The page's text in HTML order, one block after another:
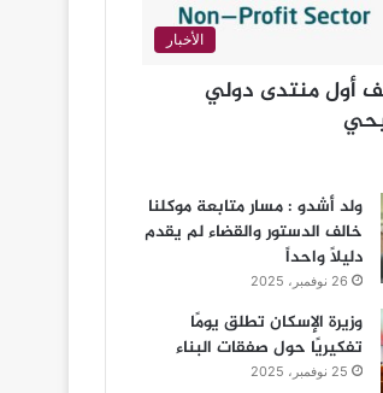
الأخبار
أول منتدى دولي
ولد أشدو : مسار متابعة موكلنا
خالف الدستور والقضاء لم يقدم
دليلاً واحداً
26 نوفمبر، 2025
وزيرة الإسكان تطلق يومًا
تفكيريًا حول صفقات البناء
25 نوفمبر، 2025